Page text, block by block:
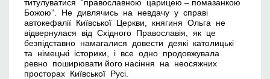
титулуватися “православною царицею – помазанкою
Божою”. Не дивлячись на невдачу у справі
автокефалії Київської Церкви, княгиня Ольга не
відвернулася від Східного Православія, як це
безпідставно намагалися довести деякі католицькі
та німецькі історики, і все одно продовжувала
ревно поширювати його насіння на неосяжних
просторах Київської Русі.